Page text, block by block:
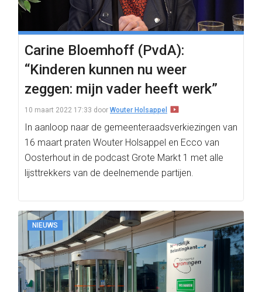
Carine Bloemhoff (PvdA):
“Kinderen kunnen nu weer
zeggen: mijn vader heeft werk”
10 maart 2022 17:33 door Wouter Holsappel
In aanloop naar de gemeenteraadsverkiezingen van
16 maart praten Wouter Holsappel en Ecco van
Oosterhout in de podcast Grote Markt 1 met alle
lijsttrekkers van de deelnemende partijen.
NIEUWS